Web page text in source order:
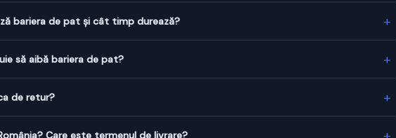
bariera de pat și cât timp durează? +
să aibă bariera de pat? +
de retur? +
Care este termenul de livrare?